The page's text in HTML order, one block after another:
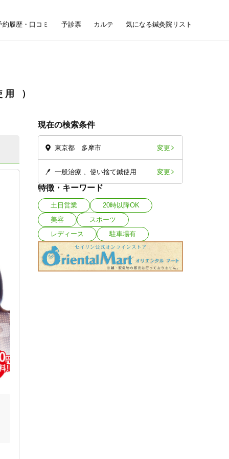
約履歴・口コミ 予診票 カルテ 気になる鍼灸院リスト
用
現在の検索条件
東京都 多摩市 変更
一般治療 使い捨て鍼使用 変更
特徴・キーワード
土日営業
20時以降OK
美容
スポーツ
レディース
駐車場有